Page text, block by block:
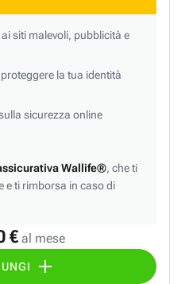
€ al mese
siti malevoli, pubblicità e
la tua identità
sicurezza online
Wallife®, che ti
e ti rimborsa in caso di